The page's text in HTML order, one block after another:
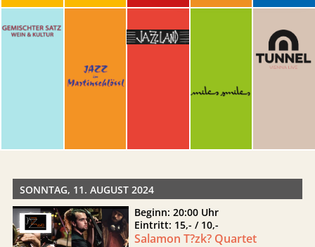
SONNTAG, 11. AUGUST 2024
Beginn: 20:00 Uhr
Eintritt: 15,- / 10,-
Salamon T?zk? Quartet